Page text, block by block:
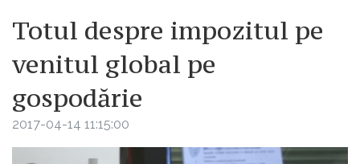
Totul despre impozitul pe
venitul global pe
gospodărie
2017-04-14 11:15:00